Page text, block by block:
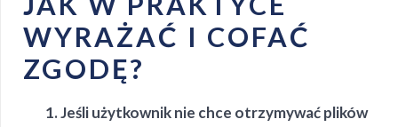
WYRAŻAĆ I COFAĆ
ZGODĘ?
Jeśli użytkownik nie chce otrzymywać plików